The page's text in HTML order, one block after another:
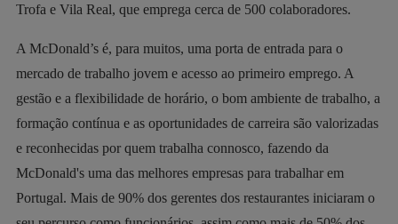
Trofa e Vila Real, que emprega cerca de 500 colaboradores.
A McDonald’s é, para muitos, uma porta de entrada para o
mercado de trabalho jovem e acesso ao primeiro emprego. A
gestão e a flexibilidade de horário, o bom ambiente de trabalho, a
formação contínua e as oportunidades de carreira são valorizadas
e reconhecidas por quem trabalha connosco, fazendo da
McDonald's uma das melhores empresas para trabalhar em
Portugal. Mais de 90% dos gerentes dos restaurantes iniciaram o